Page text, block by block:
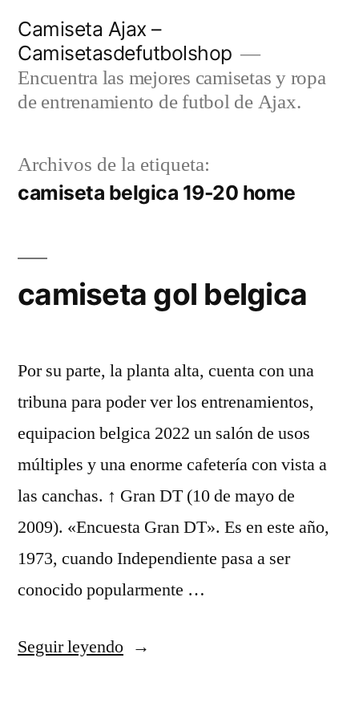
contenido
Camiseta Ajax –
Camisetasdefutbolshop
Encuentra las mejores camisetas y ropa
de entrenamiento de futbol de Ajax.
Archivos de la etiqueta:
camiseta belgica 19-20 home
camiseta gol belgica
Por su parte, la planta alta, cuenta con una
tribuna para poder ver los entrenamientos,
equipacion belgica 2022 un salón de usos
múltiples y una enorme cafetería con vista a
las canchas. ↑ Gran DT (10 de mayo de
2009). «Encuesta Gran DT». Es en este año,
1973, cuando Independiente pasa a ser
conocido popularmente …
Seguir leyendo«camiseta